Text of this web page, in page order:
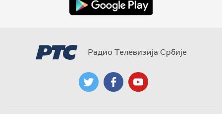
Радио Телевизија Србије